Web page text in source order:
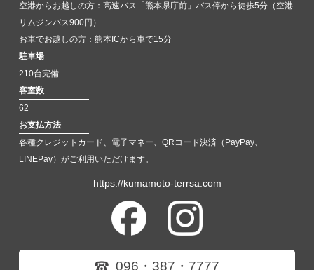
空港からお越しの方：高速バス「熊本県庁前」バス停から徒歩5分（空港
リムジンバス900円）
お車でお越しの方：熊本ICから車で15分
駐車場
210台完備
客室数
62
お支払方法
各種クレジットカード、電子マネー、QRコード決済（PayPay、
LINEPay）がご利用いただけます。
https://kumamoto-terrsa.com
096・387・7777